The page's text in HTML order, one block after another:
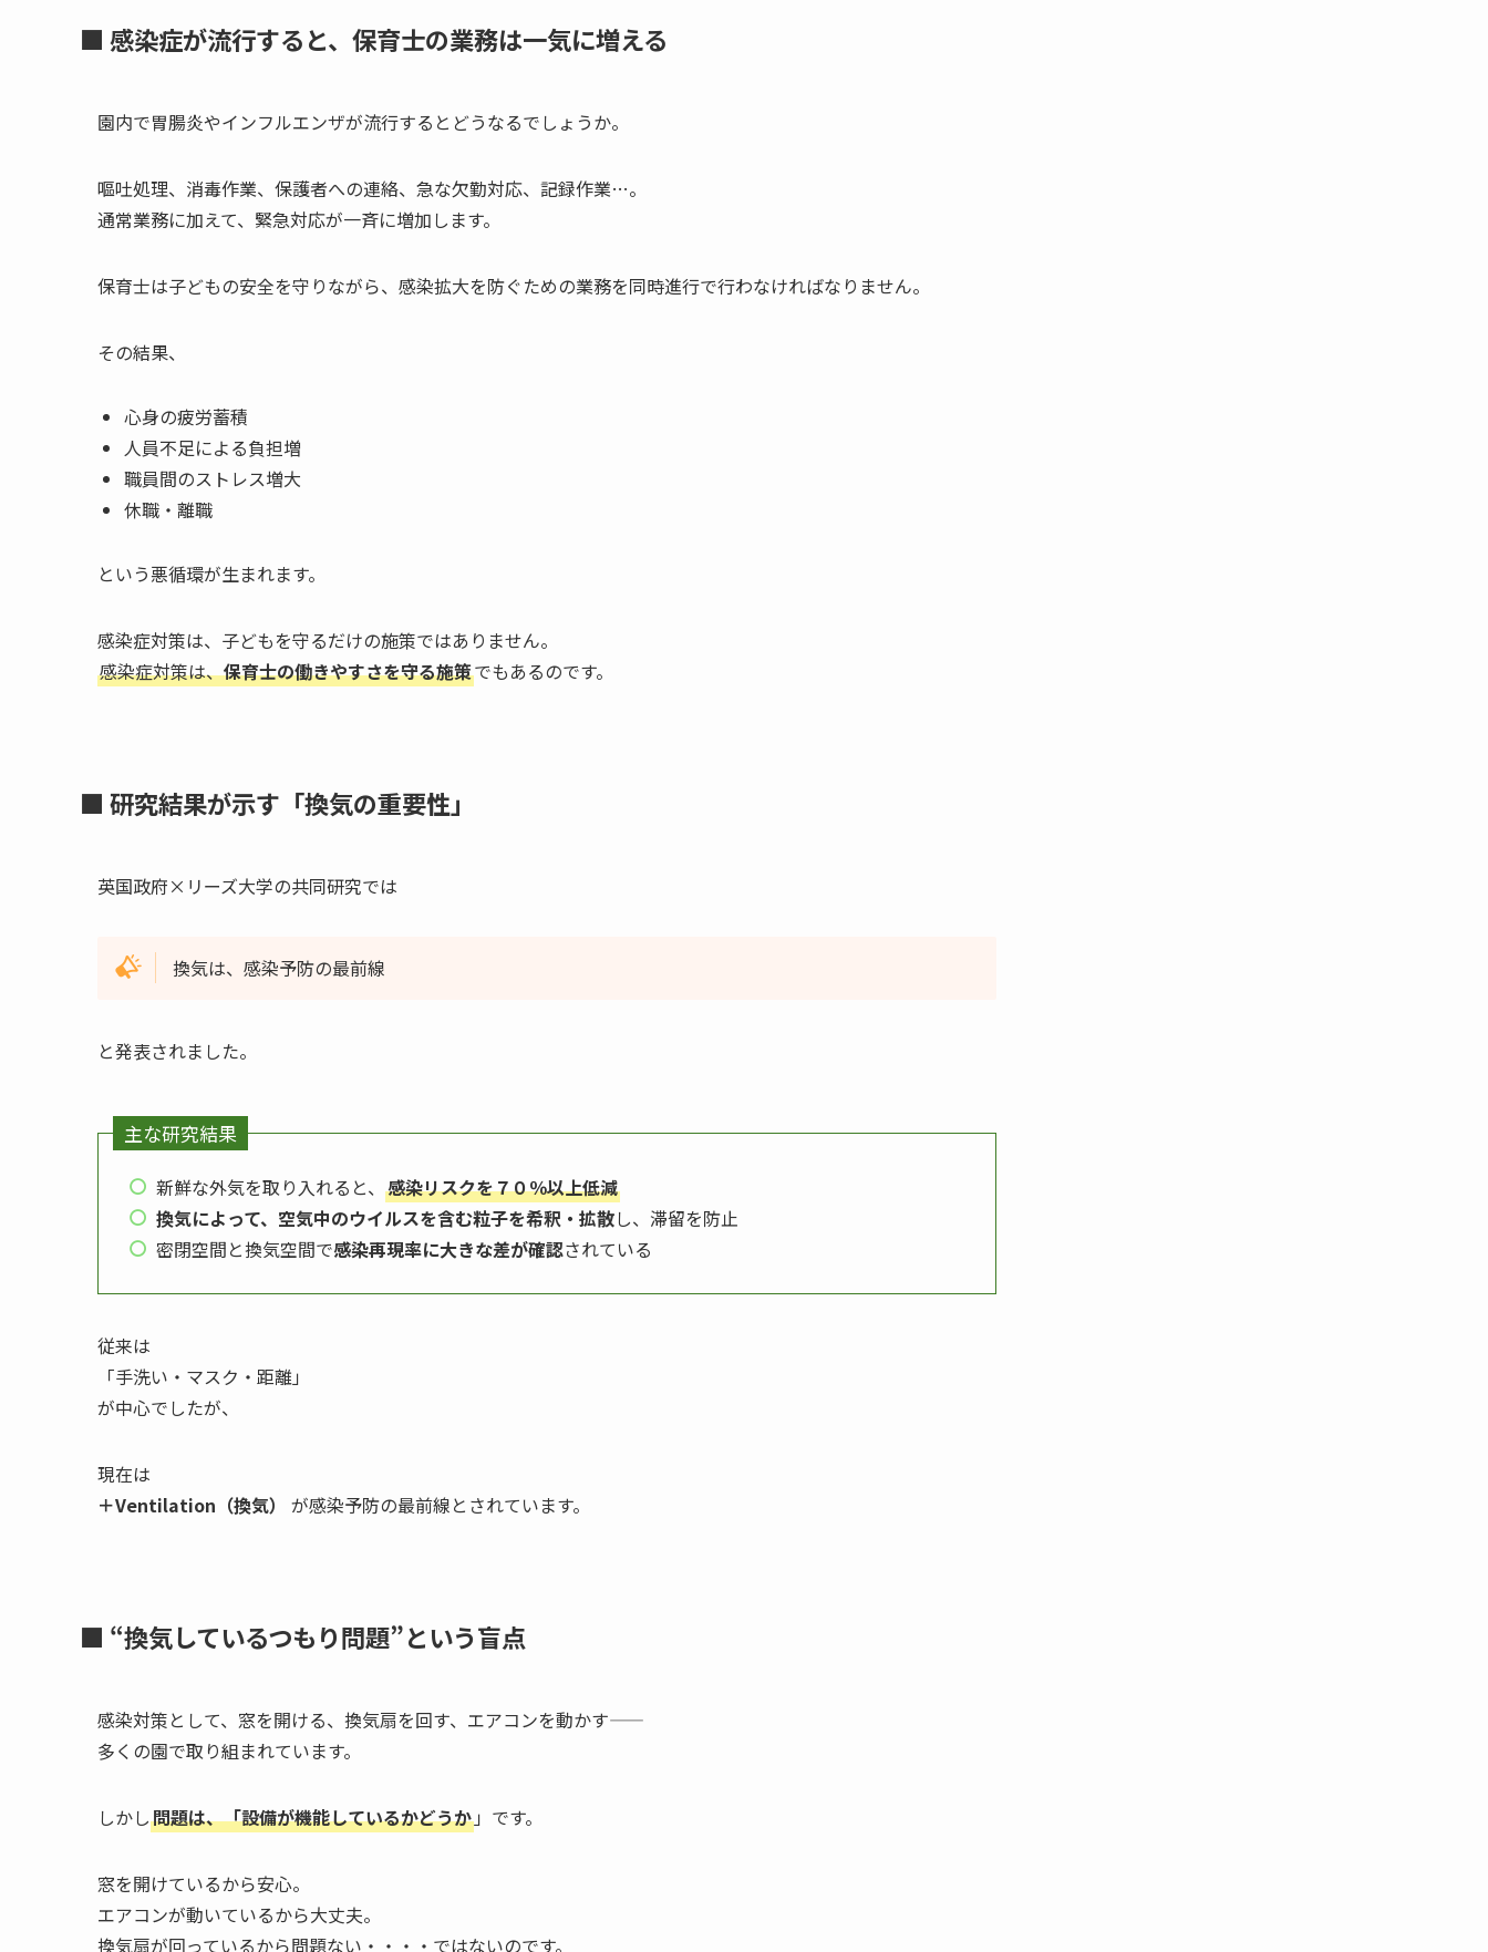
■ 感染症が流行すると、保育士の業務は一気に増える
園内で胃腸炎やインフルエンザが流行するとどうなるでしょうか。
嘔吐処理、消毒作業、保護者への連絡、急な欠勤対応、記録作業…。
通常業務に加えて、緊急対応が一斉に増加します。
保育士は子どもの安全を守りながら、感染拡大を防ぐための業務を同時進行で行わなければなりません。
その結果、
心身の疲労蓄積
人員不足による負担増
職員間のストレス増大
休職・離職
という悪循環が生まれます。
感染症対策は、子どもを守るだけの施策ではありません。
感染症対策は、保育士の働きやすさを守る施策でもあるのです。
■ 研究結果が示す「換気の重要性」
英国政府×リーズ大学の共同研究では
換気は、感染予防の最前線
と発表されました。
主な研究結果
新鮮な外気を取り入れると、 感染リスクを７０％以上低減
換気によって、空気中のウイルスを含む粒子を希釈・拡散し、滞留を防止
密閉空間と換気空間で感染再現率に大きな差が確認されている
従来は
「手洗い・マスク・距離」
が中心でしたが、
現在は
＋Ventilation（換気）
が感染予防の最前線とされています。
■ “換気しているつもり問題”という盲点
感染対策として、窓を開ける、換気扇を回す、エアコンを動かす――
多くの園で取り組まれています。
しかし問題は、「設備が機能しているかどうか 」です。
窓を開けているから安心。
エアコンが動いているから大丈夫。
換気扇が回っているから問題ない・・・・ではないのです。